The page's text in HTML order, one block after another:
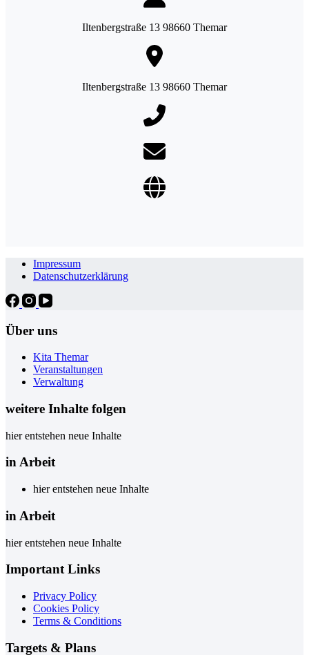
Iltenbergstraße 13 98660 Themar
Iltenbergstraße 13 98660 Themar
Impressum
Datenschutzerklärung
Über uns
Kita Themar
Veranstaltungen
Verwaltung
weitere Inhalte folgen
hier entstehen neue Inhalte
in Arbeit
hier entstehen neue Inhalte
in Arbeit
hier entstehen neue Inhalte
Important Links
Privacy Policy
Cookies Policy
Terms & Conditions
Targets & Plans